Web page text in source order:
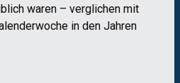
waren – verglichen mit
in den Jahren